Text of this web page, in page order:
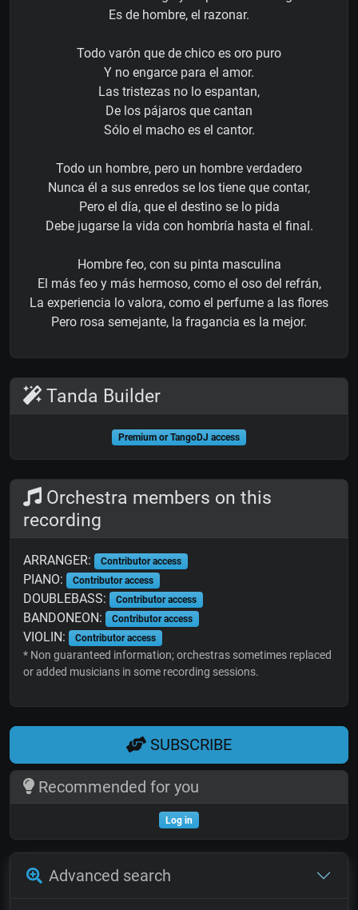
Es de hombre, el razonar.
Todo varón que de chico es oro puro
Y no engarce para el amor.
Las tristezas no lo espantan,
De los pájaros que cantan
Sólo el macho es el cantor.
Todo un hombre, pero un hombre verdadero
Nunca él a sus enredos se los tiene que contar,
Pero el día, que el destino se lo pida
Debe jugarse la vida con hombría hasta el final.
Hombre feo, con su pinta masculina
El más feo y más hermoso, como el oso del refrán,
La experiencia lo valora, como el perfume a las flores
Pero rosa semejante, la fragancia es la mejor.
Tanda Builder
Premium or TangoDJ access
Orchestra members on this
recording
ARRANGER: Contributor access
PIANO: Contributor access
DOUBLEBASS: Contributor access
BANDONEON: Contributor access
VIOLIN: Contributor access
* Non guaranteed information; orchestras sometimes replaced
or added musicians in some recording sessions.
SUBSCRIBE
Recommended for you
Log in
Advanced search